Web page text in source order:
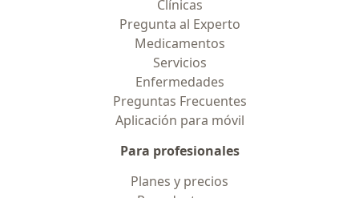
Clínicas
Pregunta al Experto
Medicamentos
Servicios
Enfermedades
Preguntas Frecuentes
Aplicación para móvil
Para profesionales
Planes y precios